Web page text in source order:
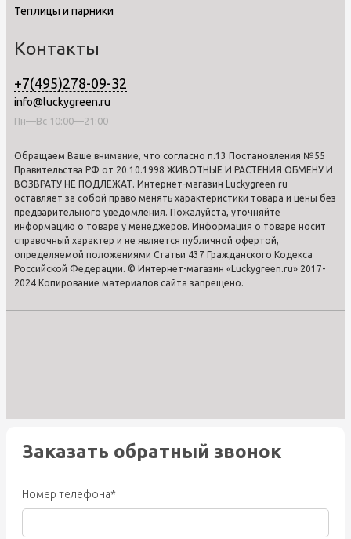
Теплицы и парники
Контакты
+7(495)278-09-32
info@luckygreen.ru
Пн—Вс 10:00—21:00
Обращаем Ваше внимание, что согласно п.13 Постановления №55
Правительства РФ от 20.10.1998 ЖИВОТНЫЕ И РАСТЕНИЯ ОБМЕНУ И
ВОЗВРАТУ НЕ ПОДЛЕЖАТ. Интернет-магазин Luckygreen.ru
оставляет за собой право менять характеристики товара и цены без
предварительного уведомления. Пожалуйста, уточняйте
информацию о товаре у менеджеров. Информация о товаре носит
справочный характер и не является публичной офертой,
определяемой положениями Статьи 437 Гражданского Кодекса
Российской Федерации. © Интернет-магазин «Luckygreen.ru» 2017-
2024 Копирование материалов сайта запрещено.
Заказать обратный звонок
Номер телефона*